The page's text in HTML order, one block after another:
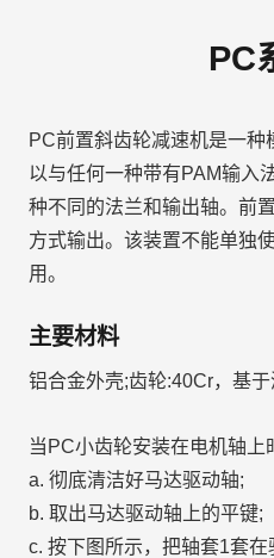
PC
PC前置斜齿轮减速机是一
以与任何一种带有PAM输入
种不同的法兰和输出轴。前
方式输出。该装置不能单独
用。
主要材料
铝合金外壳;齿轮:40Cr，基
当PC小齿轮安装在电机轴上
a. 彻底清洁好马达驱动轴;
b. 取出马达驱动轴上的平键;
c. 按下图所示，把轴套1套